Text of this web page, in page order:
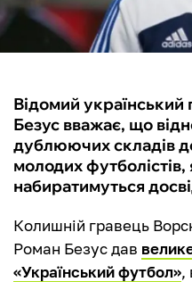
БУКМЕКЕРИ
Відомий український
Безус вважає, що
дублюючих складів
молодих
набиратимуться
Колишній гравець
Роман Безус дав
«Український футбол»,